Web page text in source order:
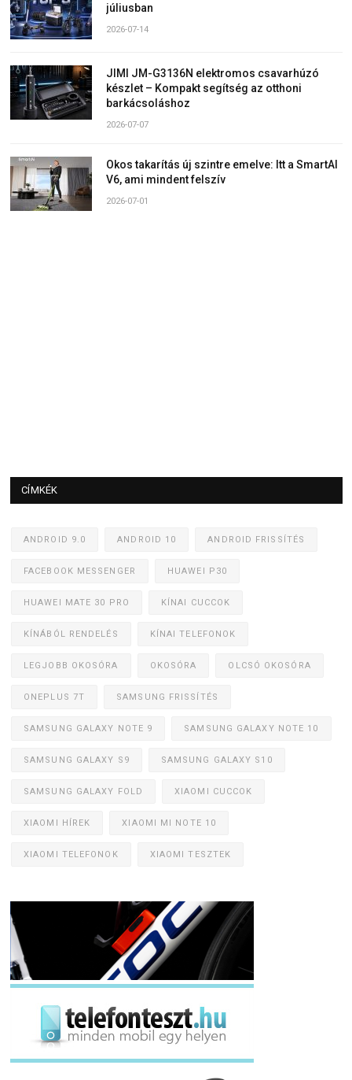
júliusban
2026-07-14
JIMI JM-G3136N elektromos csavarhúzó
készlet – Kompakt segítség az otthoni
barkácsoláshoz
2026-07-07
Okos takarítás új szintre emelve: Itt a SmartAI
V6, ami mindent felszív
2026-07-01
CÍMKÉK
ANDROID 9.0 ANDROID 10 ANDROID FRISSÍTÉS
FACEBOOK MESSENGER HUAWEI P30
HUAWEI MATE 30 PRO KÍNAI CUCCOK
KÍNÁBÓL RENDELÉS KÍNAI TELEFONOK
LEGJOBB OKOSÓRA OKOSÓRA OLCSÓ OKOSÓRA
ONEPLUS 7T SAMSUNG FRISSÍTÉS
SAMSUNG GALAXY NOTE 9 SAMSUNG GALAXY NOTE 10
SAMSUNG GALAXY S9 SAMSUNG GALAXY S10
SAMSUNG GALAXY FOLD XIAOMI CUCCOK
XIAOMI HÍREK XIAOMI MI NOTE 10
XIAOMI TELEFONOK XIAOMI TESZTEK